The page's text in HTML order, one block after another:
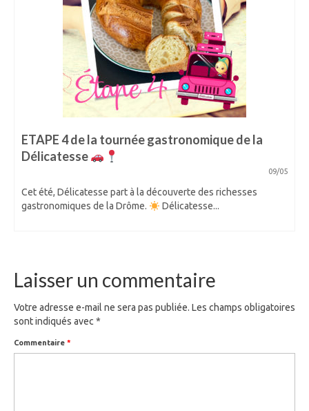
ETAPE 4 de la tournée gastronomique de la
Délicatesse
09/05
Cet été, Délicatesse part à la découverte des richesses
gastronomiques de la Drôme.
Délicatesse...
Laisser un commentaire
Votre adresse e-mail ne sera pas publiée. Les champs obligatoires
sont indiqués avec*
Commentaire *